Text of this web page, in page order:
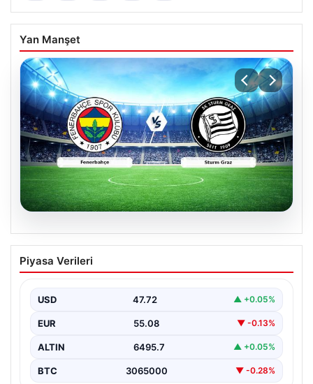
Yan Manşet
CANLI | Fenerbahçe – Sturm Graz Canlı
Maç Anlatımı
Piyasa Verileri
USD 47.72 ▲ +0.05%
EUR 55.08 ▼ -0.13%
ALTIN 6495.7 ▲ +0.05%
BTC 3065000 ▼ -0.28%